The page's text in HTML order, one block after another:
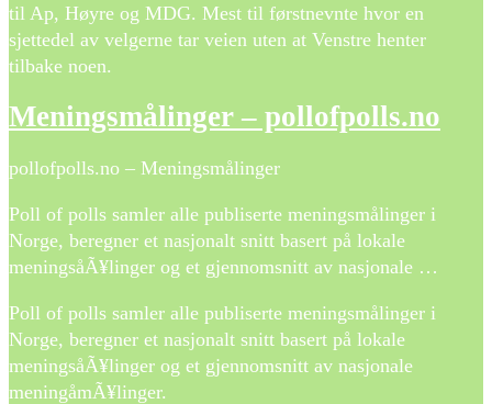
til Ap, Høyre og MDG. Mest til førstnevnte hvor en
sjettedel av velgerne tar veien uten at Venstre henter
tilbake noen.
Meningsmålinger – pollofpolls.no
pollofpolls.no – Meningsmålinger
Poll of polls samler alle publiserte meningsmålinger i
Norge, beregner et nasjonalt snitt basert på lokale
meningsåÃ¥linger og et gjennomsnitt av nasjonale …
Poll of polls samler alle publiserte meningsmålinger i
Norge, beregner et nasjonalt snitt basert på lokale
meningsåÃ¥linger og et gjennomsnitt av nasjonale
meningåmÃ¥linger.